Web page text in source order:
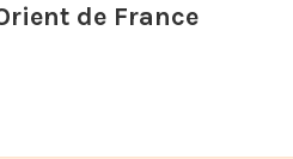
de France